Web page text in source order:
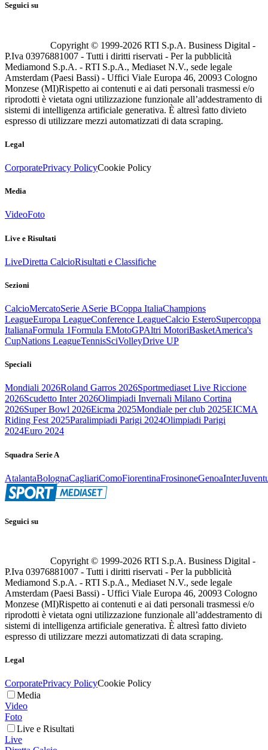
Seguici su
Copyright © 1999-2026 RTI S.p.A. Business Digital -
P.Iva 03976881007 - Tutti i diritti riservati - Per la pubblicità
Mediamond S.p.A. - RTI S.p.A., Mediaset N.V., sede legale
Amsterdam (Paesi Bassi) - Uffici Viale Europa 46, 20093 Cologno
Monzese (MI)Rispetto ai contenuti e ai dati personali trasmessi e/o
riprodotti è vietata ogni utilizzazione funzionale all’addestramento di
sistemi di intelligenza artificiale generativa. È altresì fatto divieto
espresso di utilizzare mezzi automatizzati di data scraping.
Legal
CorporatePrivacy PolicyCookie Policy
Media
VideoFoto
Live e Risultati
LiveDiretta CalcioRisultati e Classifiche
Sezioni
CalcioMercatoSerie ASerie BCoppa ItaliaChampions
LeagueEuropa LeagueConference LeagueCalcio EsteroSupercoppa
ItalianaFormula 1Formula EMotoGPAltri MotoriBasketAmerica's
CupNations LeagueTennisSciVolleyDrive UP
Speciali
Mondiali 2026Roland Garros 2026Sportmediaset Live Riccione
2026Scudetto Inter 2026Olimpiadi Invernali Milano Cortina
2026Super Bowl 2026Eicma 2025Mondiale per club 2025EICMA
Riding Fest 2025Paralimpiadi Parigi 2024Olimpiadi Parigi
2024Euro 2024
Squadra Serie A
AtalantaBolognaCagliariComoFiorentinaFrosinoneGenoaInter
Seguici su
Copyright © 1999-2026 RTI S.p.A. Business Digital -
P.Iva 03976881007 - Tutti i diritti riservati - Per la pubblicità
Mediamond S.p.A. - RTI S.p.A., Mediaset N.V., sede legale
Amsterdam (Paesi Bassi) - Uffici Viale Europa 46, 20093 Cologno
Monzese (MI)Rispetto ai contenuti e ai dati personali trasmessi e/o
riprodotti è vietata ogni utilizzazione funzionale all’addestramento di
sistemi di intelligenza artificiale generativa. È altresì fatto divieto
espresso di utilizzare mezzi automatizzati di data scraping.
Legal
CorporatePrivacy PolicyCookie Policy
Media
Video
Foto
Live e Risultati
Live